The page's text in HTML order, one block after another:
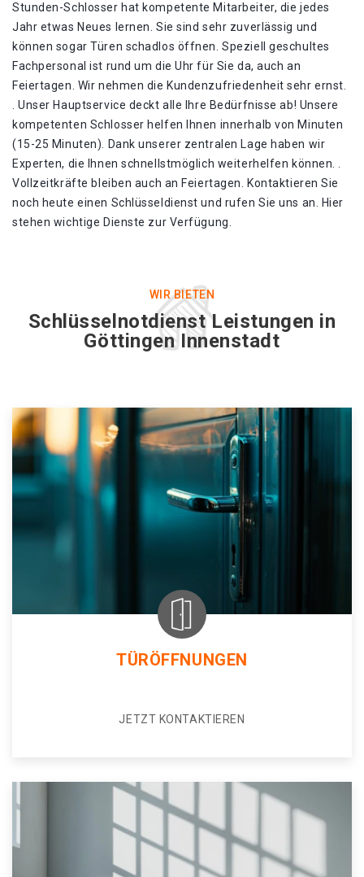
Stunden-Schlosser hat kompetente Mitarbeiter, die jedes
Jahr etwas Neues lernen. Sie sind sehr zuverlässig und
können sogar Türen schadlos öffnen. Speziell geschultes
Fachpersonal ist rund um die Uhr für Sie da, auch an
Feiertagen. Wir nehmen die Kundenzufriedenheit sehr ernst.
. Unser Hauptservice deckt alle Ihre Bedürfnisse ab! Unsere
kompetenten Schlosser helfen Ihnen innerhalb von Minuten
(15-25 Minuten). Dank unserer zentralen Lage haben wir
Experten, die Ihnen schnellstmöglich weiterhelfen können. .
Vollzeitkräfte bleiben auch an Feiertagen. Kontaktieren Sie
noch heute einen Schlüsseldienst und rufen Sie uns an. Hier
stehen wichtige Dienste zur Verfügung.
WIR BIETEN
Schlüsselnotdienst Leistungen in
Göttingen Innenstadt
TÜRÖFFNUNGEN
JETZT KONTAKTIEREN